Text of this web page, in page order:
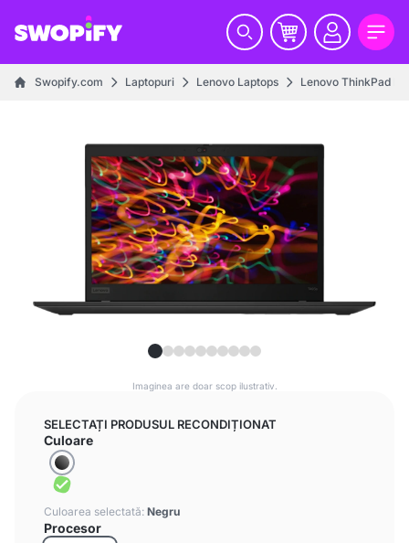
Swopify.com Laptopuri Lenovo Laptops Lenovo ThinkPad
Imaginea are doar scop ilustrativ.
SELECTAȚI PRODUSUL RECONDIȚIONAT
Culoare
Culoarea selectată: Negru
Procesor